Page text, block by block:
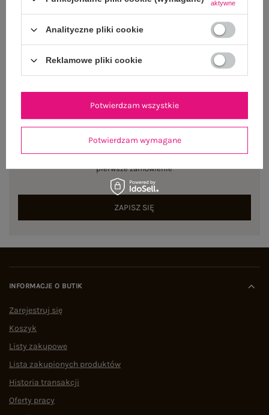
Rozmiar: S/M
Centrum Logistyczne Nadarzyn
NEWSLETTER
pierwsze zamówienie
ZAPISZ SIĘ
INFORMACJE O BUTIK
Zarejestruj się
Koszyk
Listy zakupowe
Lista zakupionych produktów
Historia transakcji
Oferty pracy
aktywne
Analityczne pliki cookie
Reklamowe pliki cookie
Potwierdzam wymagane
Potwierdzam wszystkie